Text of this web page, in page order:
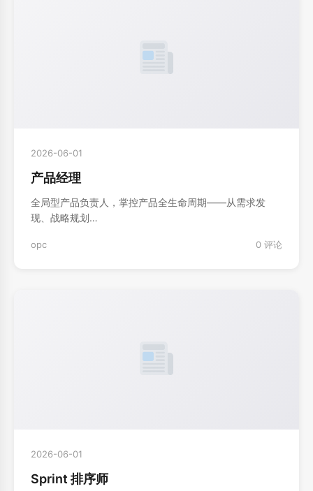
2026-06-01
产品经理
全局型产品负责人，掌控产品全生命周期——从需求发
现、战略规划…
opc 0 评论
2026-06-01
Sprint 排序师